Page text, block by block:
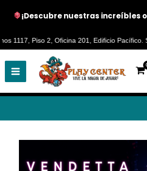
Piso 2, Oficina 201, Edificio Pacífico.
al
contenido
¡Descubre nuestras increíbles